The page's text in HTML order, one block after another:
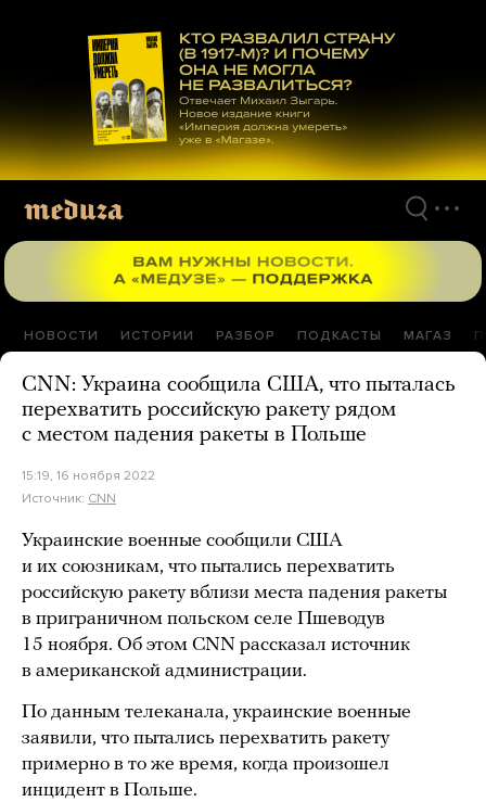
материалам
НОВОСТИ ИСТОРИИ РАЗБОР ПОДКАСТЫ МАГАЗ
CNN: Украина сообщила США, что пыталась
перехватить российскую ракету рядом
с местом падения ракеты в Польше
15:19, 16 ноября 2022
Источник: CNN
Украинские военные сообщили США
и их союзникам, что пытались перехватить
российскую ракету вблизи места падения ракеты
в приграничном польском селе Пшеводув
15 ноября. Об этом CNN рассказал источник
в американской администрации.
По данным телеканала, украинские военные
заявили, что пытались перехватить ракету
примерно в то же время, когда произошел
инцидент в Польше.